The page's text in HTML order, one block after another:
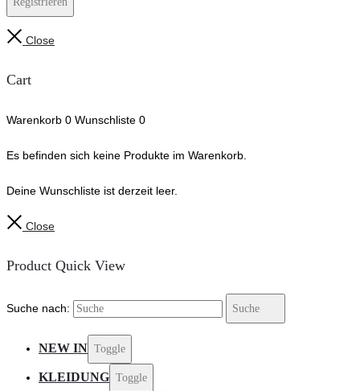
Close
Cart
Warenkorb 0 Wunschliste 0
Es befinden sich keine Produkte im Warenkorb.
Deine Wunschliste ist derzeit leer.
Close
Product Quick View
Suche nach: Suche
NEW IN Toggle
KLEIDUNG Toggle